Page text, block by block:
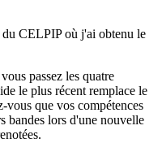
du CELPIP où j'ai obtenu le
passez les quatre
le plus récent remplace le
vous que vos compétences
bandes lors d'une nouvelle